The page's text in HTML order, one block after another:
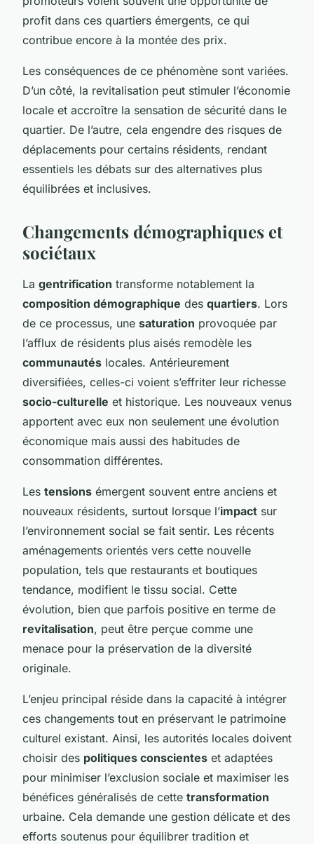
profit dans ces quartiers émergents, ce qui
contribue encore à la montée des prix.
Les conséquences de ce phénomène sont variées.
D’un côté, la revitalisation peut stimuler l’économie
locale et accroître la sensation de sécurité dans le
quartier. De l’autre, cela engendre des risques de
déplacements pour certains résidents, rendant
essentiels les débats sur des alternatives plus
équilibrées et inclusives.
Changements démographiques et
sociétaux
La gentrification transforme notablement la
composition démographique des quartiers. Lors
de ce processus, une saturation provoquée par
l’afflux de résidents plus aisés remodèle les
communautés locales. Antérieurement
diversifiées, celles-ci voient s’effriter leur richesse
socio-culturelle et historique. Les nouveaux venus
apportent avec eux non seulement une évolution
économique mais aussi des habitudes de
consommation différentes.
Les tensions émergent souvent entre anciens et
nouveaux résidents, surtout lorsque l’impact sur
l’environnement social se fait sentir. Les récents
aménagements orientés vers cette nouvelle
population, tels que restaurants et boutiques
tendance, modifient le tissu social. Cette
évolution, bien que parfois positive en terme de
revitalisation, peut être perçue comme une
menace pour la préservation de la diversité
originale.
L’enjeu principal réside dans la capacité à intégrer
ces changements tout en préservant le patrimoine
culturel existant. Ainsi, les autorités locales doivent
choisir des politiques conscientes et adaptées
pour minimiser l’exclusion sociale et maximiser les
bénéfices généralisés de cette transformation
urbaine. Cela demande une gestion délicate et des
efforts soutenus pour équilibrer tradition et